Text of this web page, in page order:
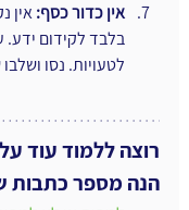
אין כדור כסף: אין
בלבד לקידום ידע.
לטעויות. נסו
רוצה ללמוד עוד
הנה מספר כתבות